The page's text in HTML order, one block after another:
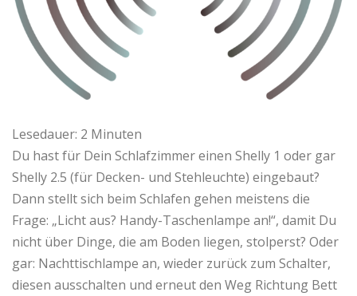
Lesedauer: 2 Minuten
Du hast für Dein Schlafzimmer einen Shelly 1 oder gar
Shelly 2.5 (für Decken- und Stehleuchte) eingebaut?
Dann stellt sich beim Schlafen gehen meistens die
Frage: „Licht aus? Handy-Taschenlampe an!“, damit Du
nicht über Dinge, die am Boden liegen, stolperst? Oder
gar: Nachttischlampe an, wieder zurück zum Schalter,
diesen ausschalten und erneut den Weg Richtung Bett